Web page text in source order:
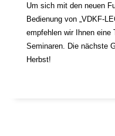
Um sich mit den neuen
Bedienung von „VDKF-
empfehlen wir Ihnen eine
Seminaren. Die nächste
Herbst!